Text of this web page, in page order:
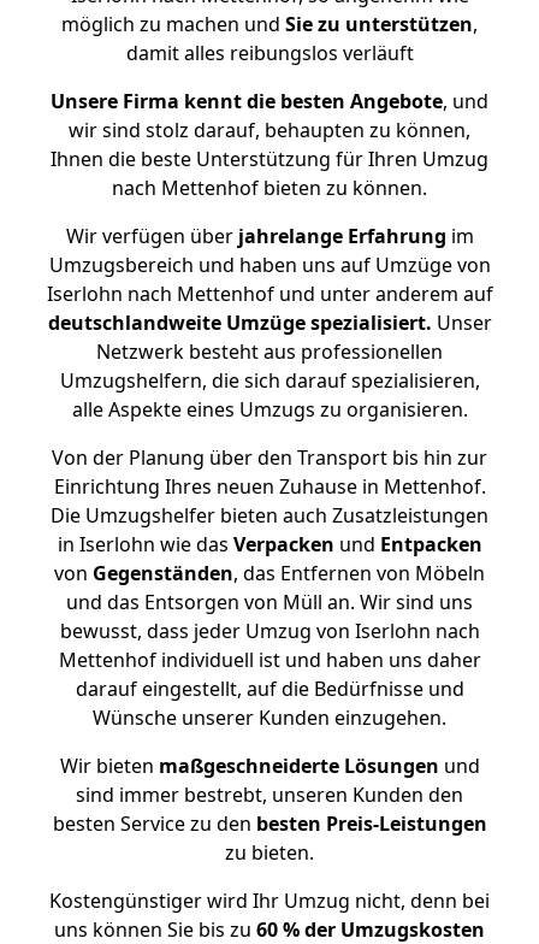
möglich zu machen und Sie zu unterstützen,
damit alles reibungslos verläuft
Unsere Firma kennt die besten Angebote, und
wir sind stolz darauf, behaupten zu können,
Ihnen die beste Unterstützung für Ihren Umzug
nach Mettenhof bieten zu können.
Wir verfügen überjahrelange Erfahrung im
Umzugsbereich und haben uns auf Umzüge von
Iserlohn nach Mettenhof und unter anderem auf
deutschlandweite Umzüge spezialisiert. Unser
Netzwerk besteht aus professionellen
Umzugshelfern, die sich darauf spezialisieren,
alle Aspekte eines Umzugs zu organisieren.
Von der Planung über den Transport bis hin zur
Einrichtung Ihres neuen Zuhause in Mettenhof.
Die Umzugshelfer bieten auch Zusatzleistungen
in Iserlohn wie das Verpacken und Entpacken
von Gegenständen, das Entfernen von Möbeln
und das Entsorgen von Müll an. Wir sind uns
bewusst, dass jeder Umzug von Iserlohn nach
Mettenhof individuell ist und haben uns daher
darauf eingestellt, auf die Bedürfnisse und
Wünsche unserer Kunden einzugehen.
Wir bieten maßgeschneiderte Lösungen und
sind immer bestrebt, unseren Kunden den
besten Service zu den besten Preis-Leistungen
zu bieten.
Kostengünstiger wird Ihr Umzug nicht, denn bei
uns können Sie bis zu 60 % der Umzugskosten